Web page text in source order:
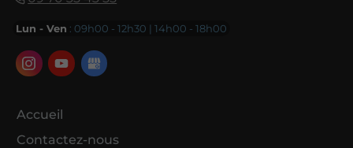
Lun - Ven : 09h00 - 12h30 | 14h00 - 18h00
Accueil
Contactez-nous